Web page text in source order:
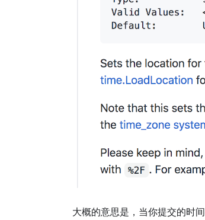
大概的意思是，当你提交的时